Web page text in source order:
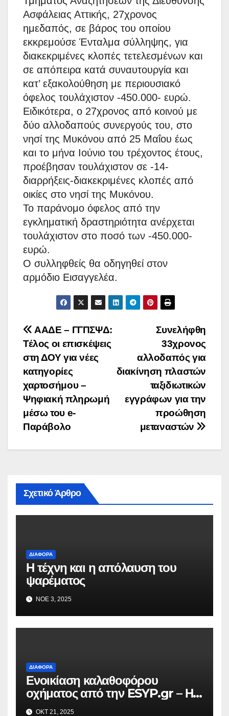
Ασφάλειας Αττικής, 27χρονος
ημεδαπός, σε βάρος του οποίου
εκκρεμούσε Ένταλμα σύλληψης, για
διακεκριμένες κλοπές τετελεσμένων και
σε απόπειρα κατά συναυτουργία και
κατ’ εξακολούθηση με περιουσιακό
όφελος τουλάχιστον -450.000- ευρώ.
Ειδικότερα, ο 27χρονος από κοινού με
δύο αλλοδαπούς συνεργούς του, στο
νησί της Μυκόνου από 25 Μαΐου έως
και το μήνα Ιούνιο του τρέχοντος έτους,
προέβησαν τουλάχιστον σε -14-
διαρρήξεις-διακεκριμένες κλοπές από
οικίες στο νησί της Μυκόνου.
Το παράνομο όφελος από την
εγκληματική δραστηριότητα ανέρχεται
τουλάχιστον στο ποσό των -450.000-
ευρώ.
Ο συλληφθείς θα οδηγηθεί στον
αρμόδιο Εισαγγελέα.
Πλοήγηση
άρθρων
Συνελήφθη
33χρονος
αλλοδαπός για
διακίνηση πλαστών
ταξιδιωτικών
εγγράφων για την
προώθηση
μεταναστών
ΑΑΔΕ – ΓΓΠΣΨΔ:
Τέλος οι επισκέψεις
στη ΔΟΥ για νέες
κατηγορίες
χαρτοσήμου –
Ψηφιακή πληρωμή
μέσω του e-
Παράβολο
Σχετικό Άρθρο
ΔΙΆΦΟΡΑ
Η τέχνη και η απόλαυση του
ψαρέματος
ΝΟΈ 3, 2025
ΔΙΆΦΟΡΑ
Ενοικίαση καλαθοφόρου
οχήματος από την ESYP.gr – Η
αξιόπιστη λύση για κάθε εργασία
ΟΚΤ 21, 2025